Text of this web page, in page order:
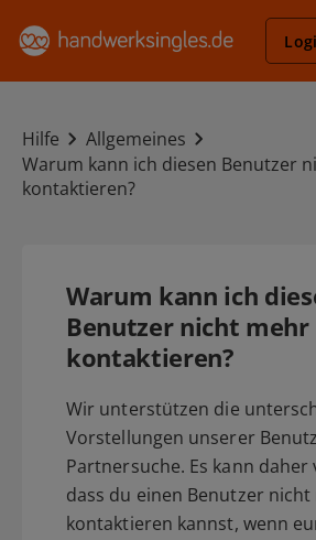
Hilfe
Allgemeines
Warum kann ich diesen Benutzer
kontaktieren?
Warum kann ich
Benutzer nicht mehr
kontaktieren?
Wir unterstützen die
Vorstellungen unserer
Partnersuche. Es kann
dass du einen Benutzer
kontaktieren kannst, wenn